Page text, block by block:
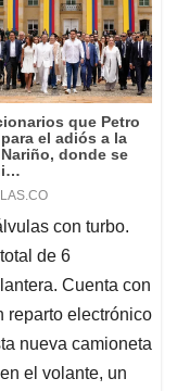
con turbo.
de 6
Cuenta con
reparto electrónico
nueva camioneta
el volante, un